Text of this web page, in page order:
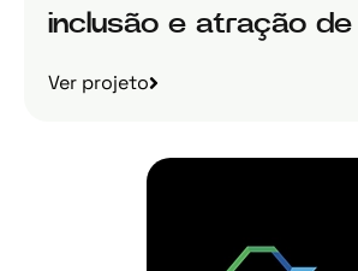
inclusão e atração
Ver projeto